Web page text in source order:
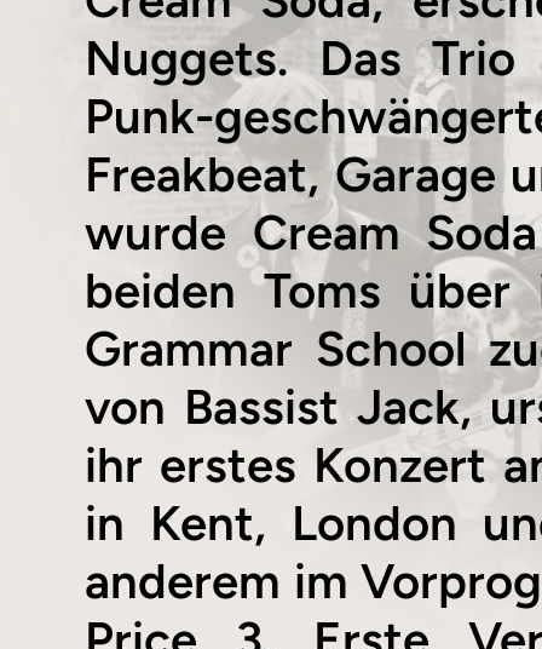
Nuggets. Das
Punk-
Freakbeat, Garage
wurde Cream
beiden Toms über
Grammar School
von Bassist Jack,
ihr erstes Konzert
in Kent, London
anderem im